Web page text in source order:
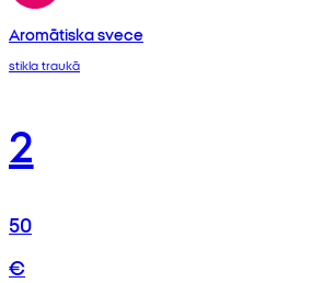
Aromātiska svece
stikla traukā
2
50
€